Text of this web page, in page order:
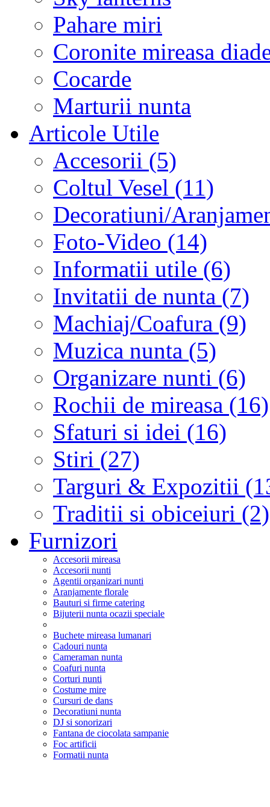
Pahare miri
Coronite mireasa
Cocarde
Marturii nunta
Articole Utile
Accesorii (5)
Coltul Vesel (11)
Decoratiuni/
Foto-Video (14)
Informatii utile (6)
Invitatii de nunta (7)
Machiaj/Coafura (9)
Muzica nunta (5)
Organizare nunti (6)
Rochii de mireasa (16)
Sfaturi si idei (16)
Stiri (27)
Targuri & Expozitii
Traditii si obiceiuri (2)
Furnizori
Accesorii mireasa
Accesorii nunti
Agentii organizari nunti
Aranjamente florale
Bauturi si firme catering
Bijuterii nunta ocazii speciale
Buchete mireasa lumanari
Cadouri nunta
Cameraman nunta
Coafuri nunta
Corturi nunti
Costume mire
Cursuri de dans
Decoratiuni nunta
DJ si sonorizari
Fantana de ciocolata sampanie
Foc artificii
Formatii nunta